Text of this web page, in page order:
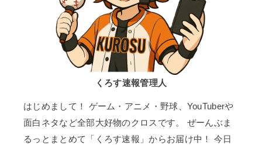
くろす速報管理人
はじめまして！ ゲーム・アニメ・野球、YouTuberや
面白ネタなど全部大好物のクロスです。 ぜーんぶま
るっとまとめて「くろす速報」からお届け中！ 今日